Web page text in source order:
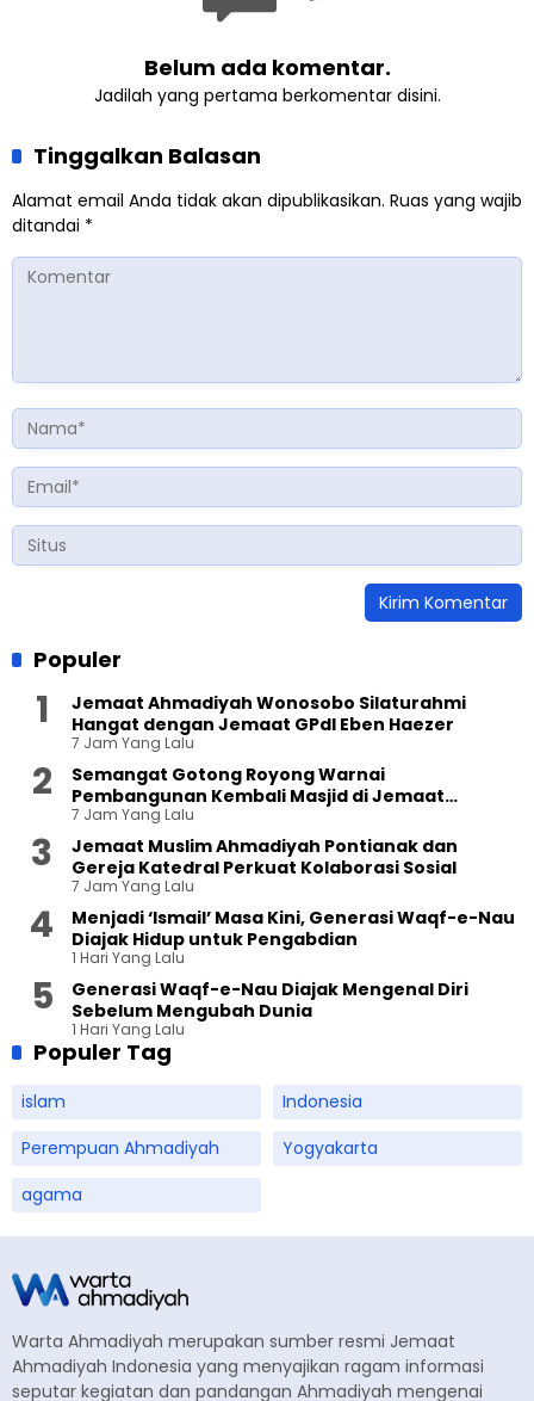
Belum ada komentar.
Jadilah yang pertama berkomentar disini.
Tinggalkan Balasan
Alamat email Anda tidak akan dipublikasikan. Ruas yang wajib
ditandai *
Populer
Jemaat Ahmadiyah Wonosobo Silaturahmi
Hangat dengan Jemaat GPdI Eben Haezer
7 Jam Yang Lalu
Semangat Gotong Royong Warnai
Pembangunan Kembali Masjid di Jemaat
Ahmadiyah Sukapura
7 Jam Yang Lalu
Jemaat Muslim Ahmadiyah Pontianak dan
Gereja Katedral Perkuat Kolaborasi Sosial
7 Jam Yang Lalu
Menjadi ‘Ismail’ Masa Kini, Generasi Waqf-e-Nau
Diajak Hidup untuk Pengabdian
1 Hari Yang Lalu
Generasi Waqf-e-Nau Diajak Mengenal Diri
Sebelum Mengubah Dunia
1 Hari Yang Lalu
Populer Tag
islam
Indonesia
Perempuan Ahmadiyah
Yogyakarta
agama
Warta Ahmadiyah merupakan sumber resmi Jemaat
Ahmadiyah Indonesia yang menyajikan ragam informasi
seputar kegiatan dan pandangan Ahmadiyah mengenai